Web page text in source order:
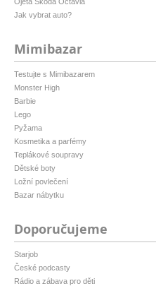
Jak vybrat auto?
Mimibazar
Testujte s Mimibazarem
Monster High
Barbie
Lego
Pyžama
Kosmetika a parfémy
Teplákové soupravy
Dětské boty
Ložní povlečení
Bazar nábytku
Doporučujeme
Starjob
České podcasty
Rádio a zábava pro děti